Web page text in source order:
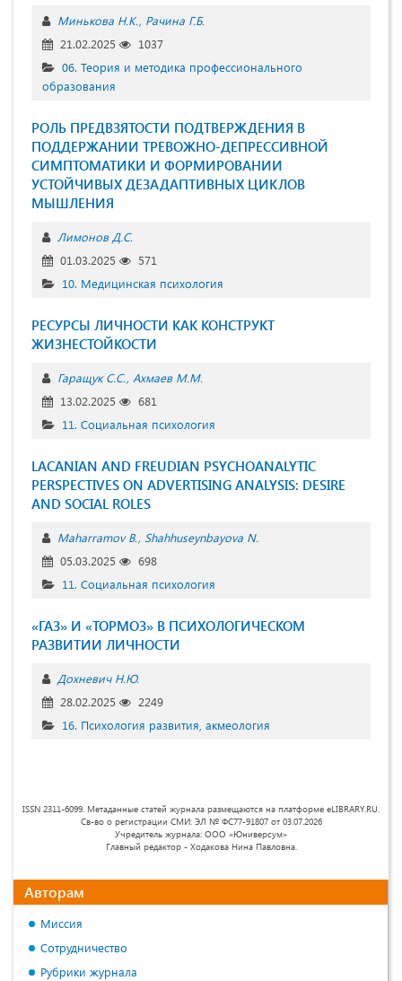
Минькова Н.К. Рачина Г.Б.
21.02.2025
1037
06. Теория и методика профессионального
образования
РОЛЬ ПРЕДВЗЯТОСТИ ПОДТВЕРЖДЕНИЯ В
ПОДДЕРЖАНИИ ТРЕВОЖНО-ДЕПРЕССИВНОЙ
СИМПТОМАТИКИ И ФОРМИРОВАНИИ
УСТОЙЧИВЫХ ДЕЗАДАПТИВНЫХ ЦИКЛОВ
МЫШЛЕНИЯ
Лимонов Д.С.
01.03.2025
571
10. Медицинская психология
РЕСУРСЫ ЛИЧНОСТИ КАК КОНСТРУКТ
ЖИЗНЕСТОЙКОСТИ
Гаращук С.С. Ахмаев М.М.
13.02.2025
681
11. Социальная психология
LACANIAN AND FREUDIAN PSYCHOANALYTIC
PERSPECTIVES ON ADVERTISING ANALYSIS: DESIRE
AND SOCIAL ROLES
Maharramov B. Shahhuseynbayova N.
05.03.2025
698
11. Социальная психология
«ГАЗ» И «ТОРМОЗ» В ПСИХОЛОГИЧЕСКОМ
РАЗВИТИИ ЛИЧНОСТИ
Дохневич Н.Ю.
28.02.2025
2249
16. Психология развития, акмеология
ISSN 2311-6099. Метаданные статей журнала размещаются на платформе eLIBRARY.RU.
Св-во о регистрации СМИ: ЭЛ № ФС77-91807 от 03.07.2026
Учредитель журнала: ООО «Юниверсум»
Главный редактор - Ходакова Нина Павловна.
Авторам
Миссия
Сотрудничество
Рубрики журнала